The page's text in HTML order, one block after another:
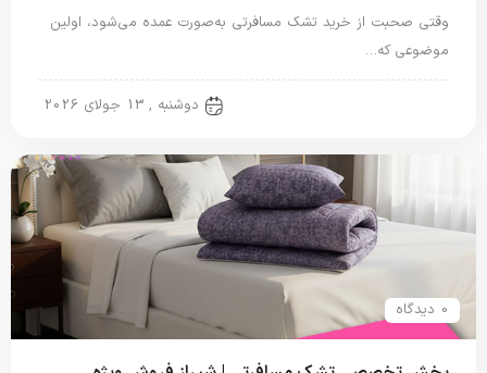
وقتی صحبت از خرید تشک مسافرتی به‌صورت عمده می‌شود، اولین
موضوعی که…
دوشنبه , 13 جولای 2026
0 دیدگاه